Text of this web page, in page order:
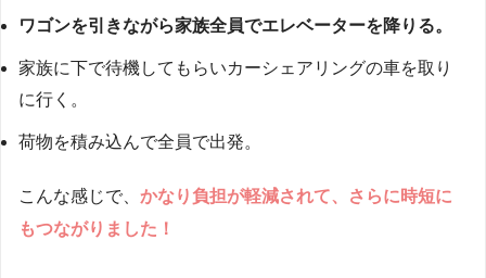
ワゴンを引きながら家族全員でエレベーターを降りる。
家族に下で待機してもらいカーシェアリングの車を取り
に行く。
荷物を積み込んで全員で出発。
こんな感じで、 かなり負担が軽減されて、さらに時短に
もつながりました！